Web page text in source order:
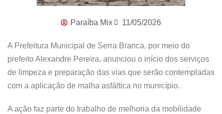
Paraíba Mix 11/05/2026
A Prefeitura Municipal de Serra Branca, por meio do
prefeito Alexandre Pereira, anunciou o início dos serviços
de limpeza e preparação das vias que serão contempladas
com a aplicação de malha asfáltica no município.
A ação faz parte do trabalho de melhoria da mobilidade